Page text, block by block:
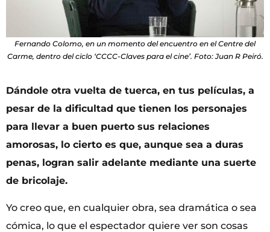
Fernando Colomo, en un momento del encuentro en el Centre del
Carme, dentro del ciclo ‘CCCC-Claves para el cine’. Foto: Juan R Peiró.
Dándole otra vuelta de tuerca, en tus películas, a
pesar de la dificultad que tienen los personajes
para llevar a buen puerto sus relaciones
amorosas, lo cierto es que, aunque sea a duras
penas, logran salir adelante mediante una suerte
de bricolaje.
Yo creo que, en cualquier obra, sea dramática o sea
cómica, lo que el espectador quiere ver son cosas